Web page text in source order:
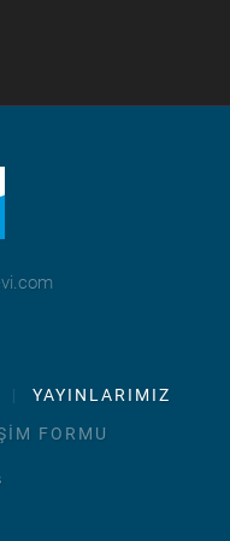
YAYINLARIMIZ
FORMU